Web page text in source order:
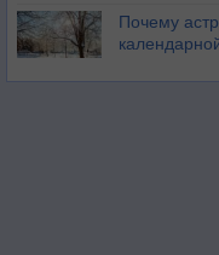
Почему